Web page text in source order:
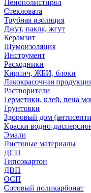
Пенополистирол
Стекловата
Трубная изоляция
Джут, пакля, жгут
Керамзит
Шумоизоляция
Инструмент
Расходники
Кирпич, ЖБИ, блоки
Лакокрасочная
Растворители
Герметики, клей, пена
Грунтовки
Здоровый дом
Краски водно-
Эмали
Листовые материалы
ДСП
Гипсокартон
ДВП
ОСП
Сотовый поликарбонат